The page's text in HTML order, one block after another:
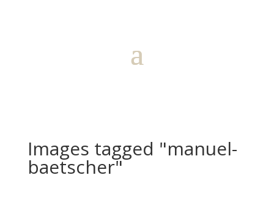
Images tagged "manuel-
baetscher"